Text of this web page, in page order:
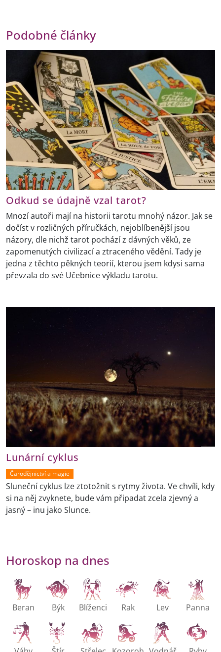
Podobné články
Odkud se údajně vzal tarot?
Mnozí autoři mají na historii tarotu mnohý názor. Jak se
dočíst v rozličných příručkách, nejoblíbenější jsou
názory, dle nichž tarot pochází z dávných věků, ze
zapomenutých civilizací a ztraceného vědění. Tady je
jedna z těchto pěkných teorií, kterou jsem kdysi sama
převzala do své Učebnice výkladu tarotu.
Lunární cyklus
Čarodějnictví a magie
Sluneční cyklus lze ztotožnit s rytmy života. Ve chvíli, kdy
si na něj zvyknete, bude vám připadat zcela zjevný a
jasný – inu jako Slunce.
Horoskop na dnes
Beran Býk Blíženci Rak Lev Panna